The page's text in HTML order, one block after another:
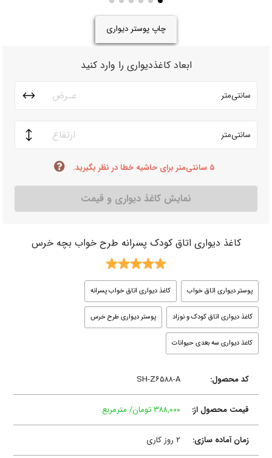
چاپ پوستر دیواری
ابعاد کاغذدیواری را وارد کنید
سانتی‌متر
سانتی‌متر
۵ سانتی‌متر برای حاشیه خطا در نظر بگیرید.
نمایش کاغذ دیواری و قیمت
کاغذ دیواری اتاق کودک پسرانه طرح خواب بچه خرس
پوستر دیواری اتاق خواب کاغذ دیواری اتاق خواب پسرانه
کاغذ دیواری اتاق کودک و نوزاد پوستر دیواری طرح خرس
کاغذ دیواری سه بعدی حیوانات
کد محصول: SH-Z۶۵۸۸-A
قیمت محصول از: ۳۸۸,۰۰۰ تومان/ مترمربع
زمان آماده سازی: ۲ روز کاری